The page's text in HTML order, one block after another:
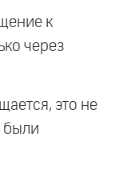
к
через
это не
были